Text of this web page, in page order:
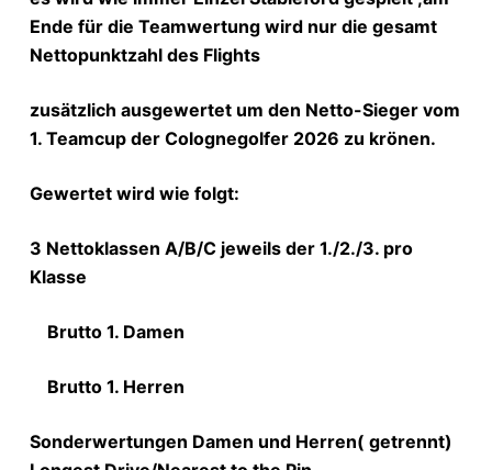
Ende für die Teamwertung wird nur die gesamt
Nettopunktzahl des Flights
zusätzlich ausgewertet um den Netto-Sieger vom
1. Teamcup der Colognegolfer 2026 zu krönen.
Gewertet wird wie folgt:
3 Nettoklassen A/B/C jeweils der 1./2./3. pro
Klasse
Brutto 1. Damen
Brutto 1. Herren
Sonderwertungen Damen und Herren( getrennt)